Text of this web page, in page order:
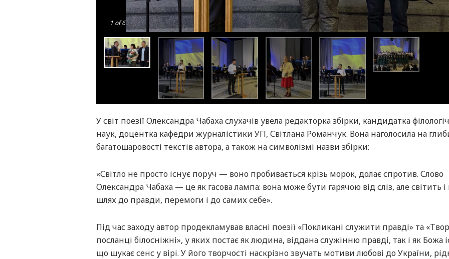
1 of 6
У світ поезії Олександра Чабаха слухачів увела редакторка збірки, кандидатка
наук, доцентка кафедри журналістики УГІ, Світлана Романчук. Вона наголосила на
багатошаровості текстів автора, а також на символізмі назви збірки:
«Світло не просто існує поруч — воно пробивається крізь морок, долає спротив. Слово
Олександра Чабаха — це як гасова лампа: вона може бути гарячою від сліз, але світить і
шлях до правди, перемоги і до самих себе».
Під час заходу автор продекламував власні поезії «Покликані служити правді» та
посланці білосніжні», у яких постає як людина, віддана служінню правді, так і як Божа
що шукає сенс у вірі. У його творчості наскрізно звучать мотиви любові до України,